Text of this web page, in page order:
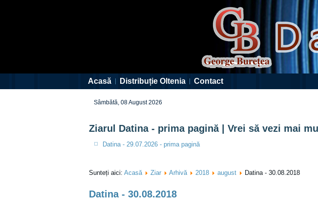
Acasă Distribuție Oltenia Contact
Sâmbătă, 08 August 2026
Ziarul Datina - prima pagină | Vrei să vezi mai
Datina - 29.07.2026 - prima pagină
Sunteți aici: Acasă Ziar Arhivă 2018 august Datina - 30.08.2018
Datina - 30.08.2018